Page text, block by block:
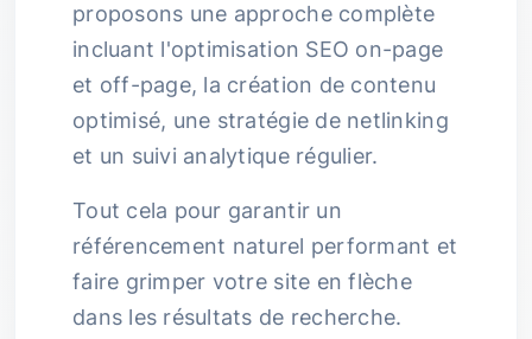
proposons une approche complète
incluant l'optimisation SEO on-page
et off-page, la création de contenu
optimisé, une stratégie de netlinking
et un suivi analytique régulier.
Tout cela pour garantir un
référencement naturel performant et
faire grimper votre site en flèche
dans les résultats de recherche.